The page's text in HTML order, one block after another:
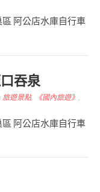
阿公店水庫自行車
吞泉
旅遊景點, 《國內旅遊》
阿公店水庫自行車